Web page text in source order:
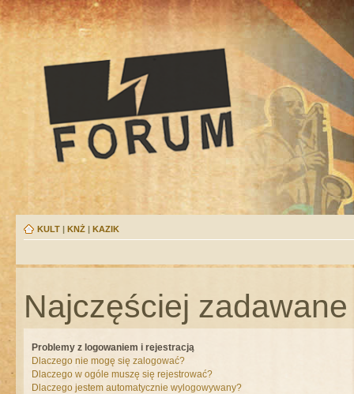
KULT | KNŻ | KAZIK
Najczęściej
Problemy z logowaniem i rejestracją
Dlaczego nie mogę się zalogować?
Dlaczego w ogóle muszę się rejestrować?
Dlaczego jestem automatycznie wylogowywany?